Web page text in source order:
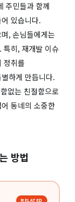
주민들과 함께
있습니다.
, 손님들에게는
특히, 재개발 이슈
정취를
하게 만듭니다.
없는 친절함으로
동네의 소중한
방법
RELATED